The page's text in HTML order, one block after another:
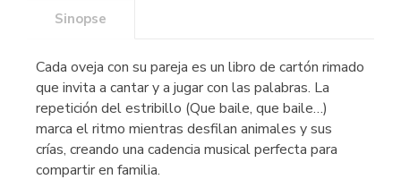
Sinopse
Cada oveja con su pareja es un libro de cartón rimado
que invita a cantar y a jugar con las palabras. La
repetición del estribillo (Que baile, que baile…)
marca el ritmo mientras desfilan animales y sus
crías, creando una cadencia musical perfecta para
compartir en familia.